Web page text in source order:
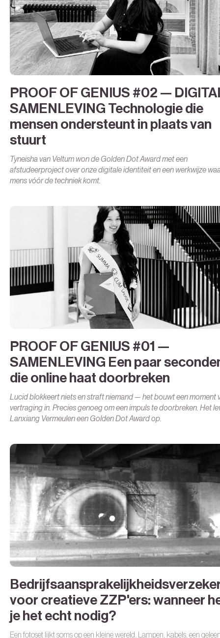
PROOF OF GENIUS #02 —
SAMENLEVING Technologie die
mensen ondersteunt in plaats van
stuurt
Tyneisha van Veltum won de Golden Dot Award met een
afstudeerproject over onze digitale identiteit en een werkwijze
mens vóór de techniek komt.
PROOF OF GENIUS #01 —
SAMENLEVING Een paar
die online haat doorbreken
Lucid blokkeert niets en straft niemand — het bouwt een moment
vertraging in. Precies genoeg om een impuls te doorbreken. Het
Lanxiang Vermeulen een Golden Dot Award op.
voor creatieve ZZP'ers: wanneer
je het echt nodig?
Een fotoset lijkt soms op een kleine wereld. Lampen, kabels, een